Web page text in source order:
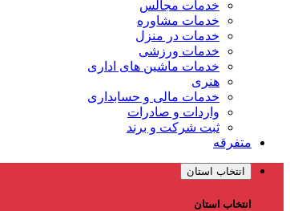
خدمات مجالس
خدمات مشاوره
خدمات در منزل
خدمات ورزشی
خدمات ماشین های اداری
هنری
خدمات مالی و حسابداری
واردات و صادرات
ثبت شرکت و برند
متفرقه
انتخاب استان
انتخاب استان